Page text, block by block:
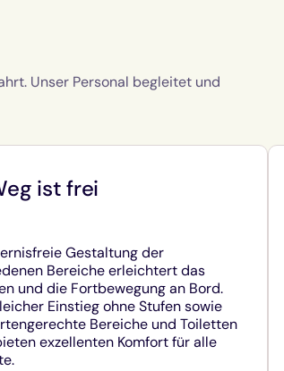
Unser Personal begleitet und
ist frei
Gestaltung der
Bereiche erleichtert das
und die Fortbewegung an Bord.
Einstieg ohne Stufen sowie
Bereiche und Toiletten
exzellenten Komfort für alle